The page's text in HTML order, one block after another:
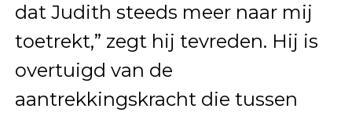
dat Judith steeds meer naar mij
toetrekt,” zegt hij tevreden. Hij is
overtuigd van de
aantrekkingskracht die tussen